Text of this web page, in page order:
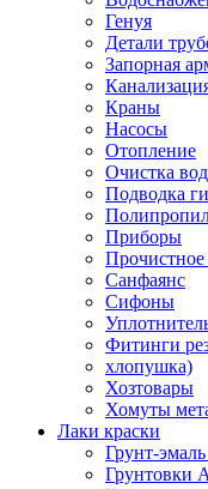
Генуя
Детали
Запорная
Краны
Насосы
Отопление
Очистка
Подводка
Приборы
Прочистное
Санфаянс
Сифоны
Фитинги
хлопушка)
Хозтовары
Хомуты
Лаки краски
Грунт-
Грунтовки